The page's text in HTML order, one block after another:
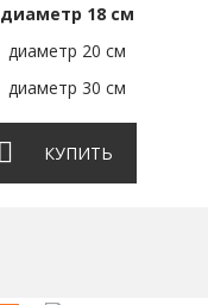
диаметр 18 см
диаметр 20 см
диаметр 30 см
КУПИТЬ